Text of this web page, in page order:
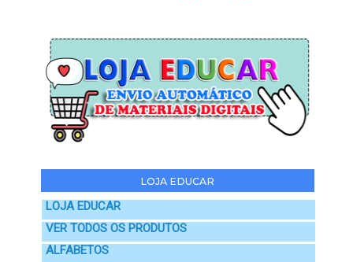
LOJA EDUCAR
LOJA EDUCAR
VER TODOS OS PRODUTOS
ALFABETOS